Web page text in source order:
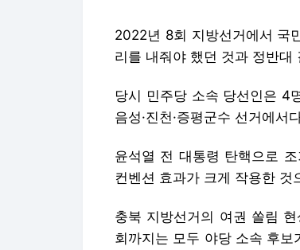
윤석열 전 대통령 탄핵으로
컨벤션 효과가 크게 작용한 것
충북 지방선거의 여권 쏠림
회까지는 모두 야당 소속 후
이번 선거 국민의힘은 정권
부·여당의 원팀 시너지 기대